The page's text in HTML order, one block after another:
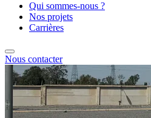
Qui sommes-nous ?
Nos projets
Carrières
Nous contacter